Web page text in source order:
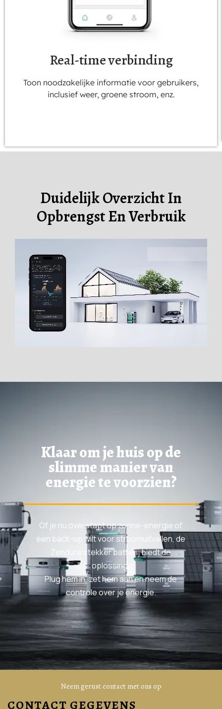
Real-time verbinding
Toon noodzakelijke informatie voor gebruikers,
inclusief weer, groene stroom, enz.
Duidelijk Overzicht In
Opbrengst En Verbruik
Klaar om je huis op de
slimme manier van
energie te voorzien?
Of je nu overstapt op zonne-energie of
een back-up wilt voor stroomuitvallen, de
Zendure stekker batterij biedt de
oplossing.
Plug hem in, zet hem aan en neem de
controle over je energie.
Neem gerust contact met ons op
CONTACT GEGEVENS